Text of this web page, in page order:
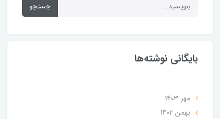
جستجو
بایگانی نوشته‌ها
مهر 1403
بهمن 1402